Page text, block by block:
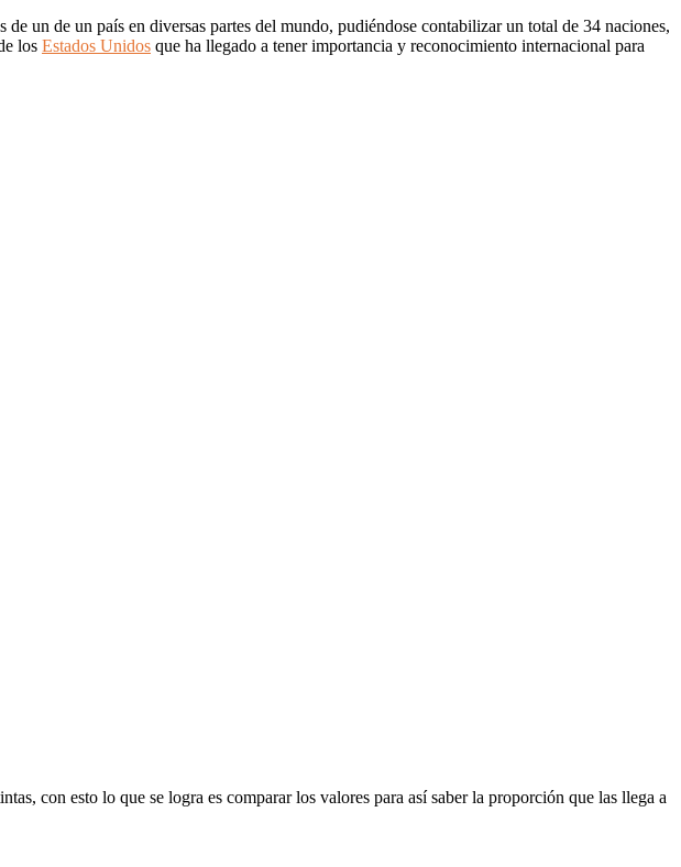
de un de un país en diversas partes del mundo, pudiéndose contabilizar un total de 34 naciones,
los Estados Unidos que ha llegado a tener importancia y reconocimiento internacional para
con esto lo que se logra es comparar los valores para así saber la proporción que las llega a